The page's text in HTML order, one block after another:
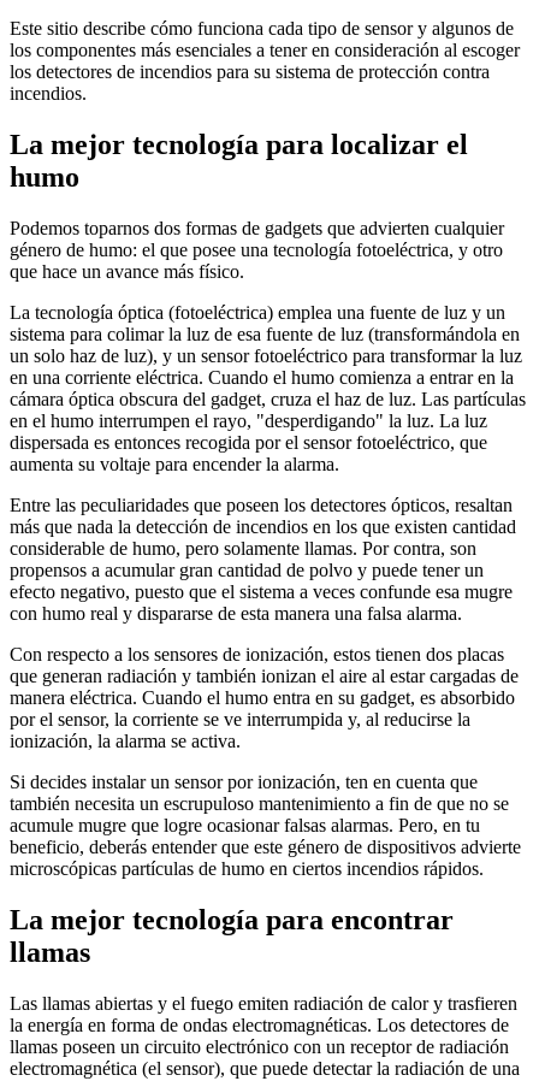
Este sitio describe cómo funciona cada tipo de sensor y algunos de
los componentes más esenciales a tener en consideración al escoger
los detectores de incendios para su sistema de protección contra
incendios.
La mejor tecnología para localizar el
humo
Podemos toparnos dos formas de gadgets que advierten cualquier
género de humo: el que posee una tecnología fotoeléctrica, y otro
que hace un avance más físico.
La tecnología óptica (fotoeléctrica) emplea una fuente de luz y un
sistema para colimar la luz de esa fuente de luz (transformándola en
un solo haz de luz), y un sensor fotoeléctrico para transformar la luz
en una corriente eléctrica. Cuando el humo comienza a entrar en la
cámara óptica obscura del gadget, cruza el haz de luz. Las partículas
en el humo interrumpen el rayo, "desperdigando" la luz. La luz
dispersada es entonces recogida por el sensor fotoeléctrico, que
aumenta su voltaje para encender la alarma.
Entre las peculiaridades que poseen los detectores ópticos, resaltan
más que nada la detección de incendios en los que existen cantidad
considerable de humo, pero solamente llamas. Por contra, son
propensos a acumular gran cantidad de polvo y puede tener un
efecto negativo, puesto que el sistema a veces confunde esa mugre
con humo real y dispararse de esta manera una falsa alarma.
Con respecto a los sensores de ionización, estos tienen dos placas
que generan radiación y también ionizan el aire al estar cargadas de
manera eléctrica. Cuando el humo entra en su gadget, es absorbido
por el sensor, la corriente se ve interrumpida y, al reducirse la
ionización, la alarma se activa.
Si decides instalar un sensor por ionización, ten en cuenta que
también necesita un escrupuloso mantenimiento a fin de que no se
acumule mugre que logre ocasionar falsas alarmas. Pero, en tu
beneficio, deberás entender que este género de dispositivos advierte
microscópicas partículas de humo en ciertos incendios rápidos.
La mejor tecnología para encontrar
llamas
Las llamas abiertas y el fuego emiten radiación de calor y trasfieren
la energía en forma de ondas electromagnéticas. Los detectores de
llamas poseen un circuito electrónico con un receptor de radiación
electromagnética (el sensor), que puede detectar la radiación de una